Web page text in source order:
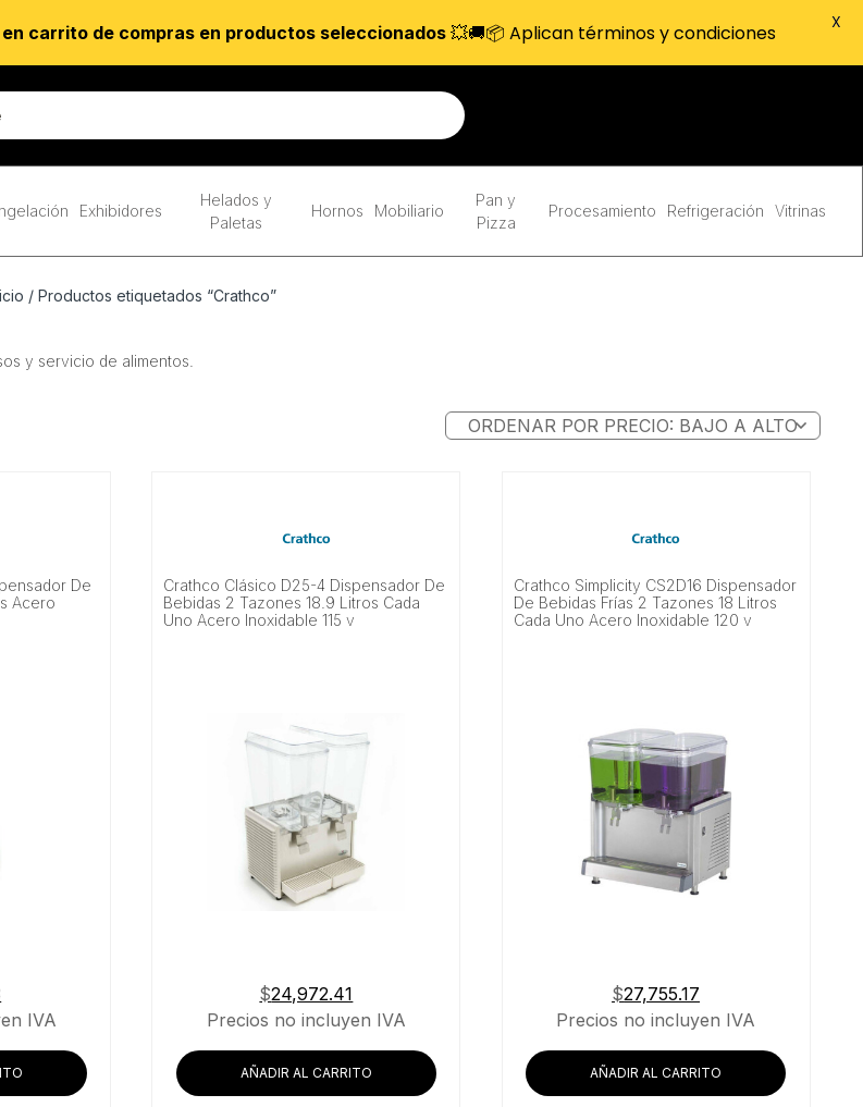
Exhibidores
Helados y
Paletas
Hornos Mobiliario
Pan y
Pizza
Procesamiento Refrigeración Vitrinas
/ Productos etiquetados “Crathco”
y servicio de alimentos.
De
Acero
IVA
Crathco Clásico D25-4 Dispensador De
Bebidas 2 Tazones 18.9 Litros Cada
Uno Acero Inoxidable 115 v
$24,972.41
Precios no incluyen IVA
AÑADIR AL CARRITO
Crathco Simplicity CS2D16 Dispensador
De Bebidas Frías 2 Tazones 18 Litros
Cada Uno Acero Inoxidable 120 v
$27,755.17
Precios no incluyen IVA
AÑADIR AL CARRITO
carrito de compras en productos seleccionados💥🚚📦 Aplican términos y condiciones X